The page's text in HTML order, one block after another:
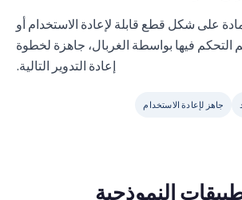
على شكل قطع قابلة لإعادة الاستخدام أو
التحكم فيها بواسطة الغربال، جاهزة لخطوة
إعادة التدوير التالية.
جاهز لإعادة الاستخدام
النموذجية